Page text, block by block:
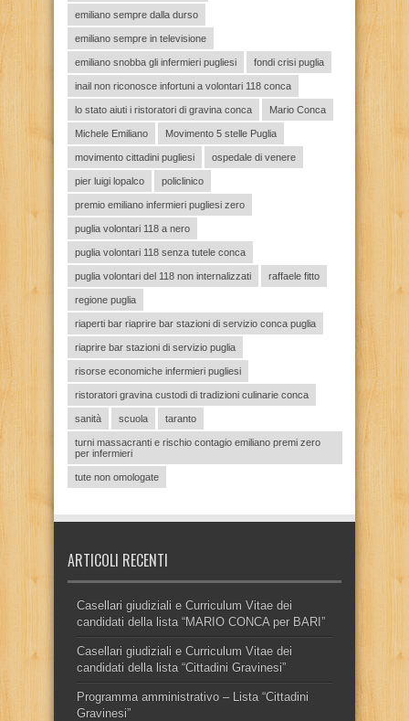
emiliano sempre dalla durso
emiliano sempre in televisione
emiliano snobba gli infermieri pugliesi fondi crisi puglia
inail non riconosce infortuni a volontari 118 conca
lo stato aiuti i ristoratori di gravina conca Mario Conca
Michele Emiliano Movimento 5 stelle Puglia
movimento cittadini pugliesi ospedale di venere
pier luigi lopalco policlinico
premio emiliano infermieri pugliesi zero
puglia volontari 118 a nero
puglia volontari 118 senza tutele conca
puglia volontari del 118 non internalizzati raffaele fitto
regione puglia
riaperti bar riaprire bar stazioni di servizio conca puglia
riaprire bar stazioni di servizio puglia
risorse economiche infermieri pugliesi
ristoratori gravina custodi di tradizioni culinarie conca
sanità scuola taranto
turni massacranti e rischio contagio emiliano premi zero
per infermieri
tute non omologate
ARTICOLI RECENTI
Casellari giudiziali e Curriculum Vitae dei
candidati della lista “MARIO CONCA per BARI”
Casellari giudiziali e Curriculum Vitae dei
candidati della lista “Cittadini Gravinesi”
Programma amministrativo – Lista “Cittadini
Gravinesi”